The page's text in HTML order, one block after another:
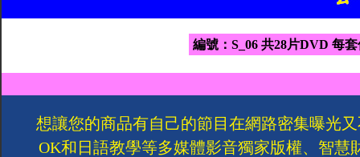
編號：S_06 共28片DVD 每
想讓您的商品有自己的節目在網路密集曝光
OK和日語教學等多媒體影音獨家版權、智